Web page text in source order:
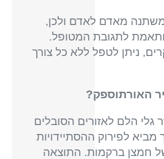
משתנה מאדם לאדם ולכן,
לתגובת המטופל.
ניתן לטפל ללא כל צורך
האורתוספק?
גלי הלם לאזורים הסובלים
מביא לפירוק ההסתיידויות
חמצן ברקמות. התוצאה